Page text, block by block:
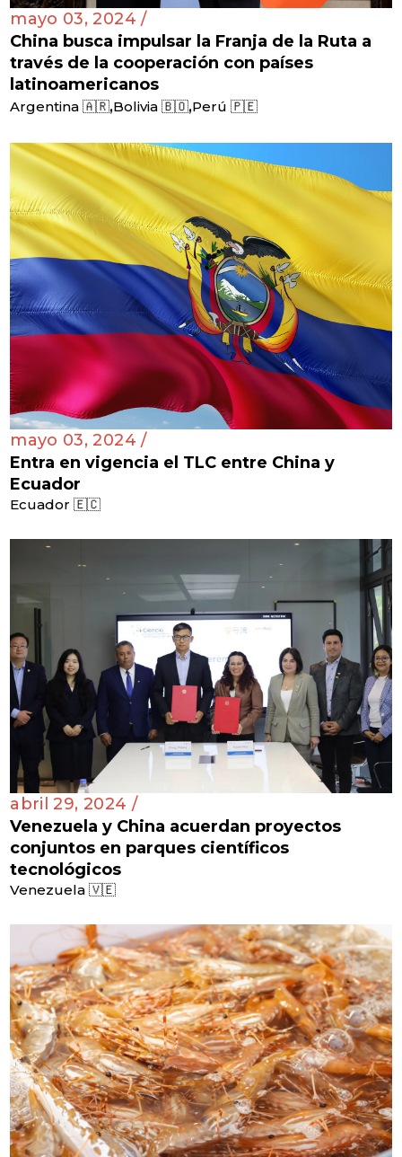
mayo 03, 2024 /
China busca impulsar la Franja de la Ruta a
través de la cooperación con países
latinoamericanos
Argentina 🇦🇷,Bolivia 🇧🇴,Perú 🇵🇪
mayo 03, 2024 /
Entra en vigencia el TLC entre China y
Ecuador
Ecuador 🇪🇨
abril 29, 2024 /
Venezuela y China acuerdan proyectos
conjuntos en parques científicos
tecnológicos
Venezuela 🇻🇪